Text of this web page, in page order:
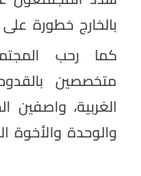
بالخارج خطورة
كما رحب
متخصصين
الغربية، واصفين
والوحدة والأخوة